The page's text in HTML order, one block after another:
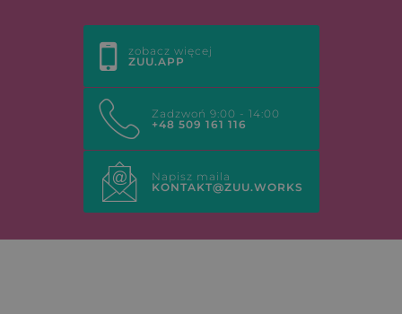
zobacz więcej
ZUU.APP
Zadzwoń 9:00 - 14:00
+48 509 161 116
Napisz maila
KONTAKT@ZUU.WORKS